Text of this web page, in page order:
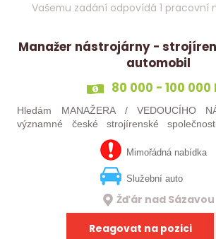
Vašemu zadání odpovídá 1 pracovní
Manažer nástrojárny -
automobil
80 000 - 100 000
Hledám MANAŽERA / VEDOUCÍHO
významné české strojírenské
novou pracovní výzvu, máte technického i
jste silný v komunikaci a máte zkušenosti…
Mimořádná nabídka
Služební auto
Žďár nad Sázavou
Reagovat na pozici